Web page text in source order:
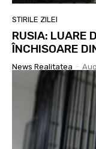
STIRILE ZILEI
RUSIA: LUARE
ÎNCHISOARE
News Realitatea -